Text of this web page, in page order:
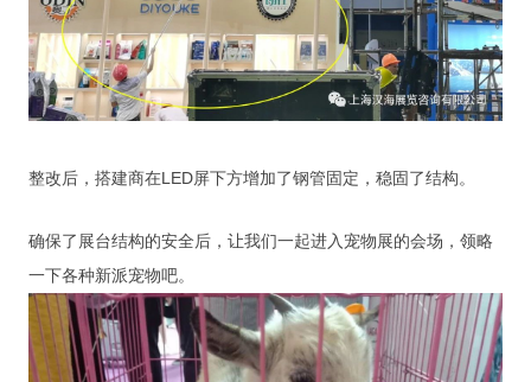
整改后，搭建商在LED屏下方增加了钢管固定，稳固了结构。
确保了展台结构的安全后，让我们一起进入宠物展的会场，领略
一下各种新派宠物吧。